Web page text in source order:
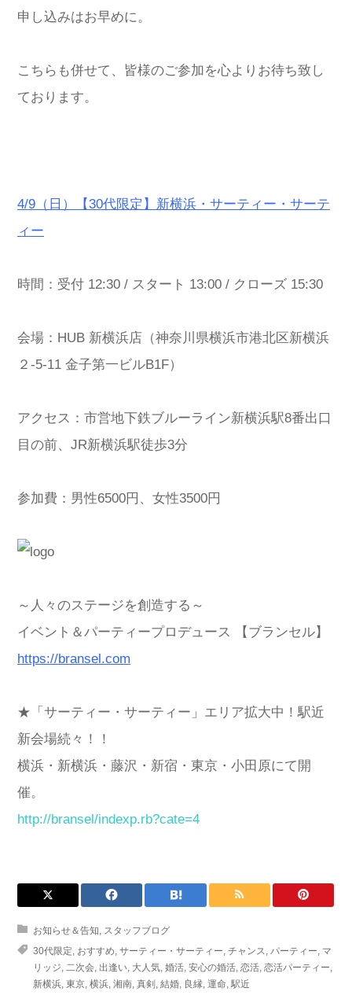
申し込みはお早めに。
こちらも併せて、皆様のご参加を心よりお待ち致し
ております。
4/9（日）【30代限定】新横浜・サーティー・サーテ
ィー
時間：受付 12:30 / スタート 13:00 / クローズ 15:30
会場：HUB 新横浜店（神奈川県横浜市港北区新横浜
２-5-11 金子第一ビルB1F）
アクセス：市営地下鉄ブルーライン新横浜駅8番出口
目の前、JR新横浜駅徒歩3分
参加費：男性6500円、女性3500円
～人々のステージを創造する～
イベント＆パーティープロデュース 【ブランセル】
https://bransel.com
★「サーティー・サーティー」エリア拡大中！駅近
新会場続々！！
横浜・新横浜・藤沢・新宿・東京・小田原にて開
催。
http://bransel/indexp.rb?cate=4
お知らせ＆告知
スタッフブログ
30代限定 おすすめ サーティー・サーティー チャンス パーティー マ
リッジ
二次会 出逢い 大人気 婚活 安心の婚活 恋活 恋活パーティー
新横浜 東京 横浜 湘南 真剣 結婚 良縁 運命 駅近